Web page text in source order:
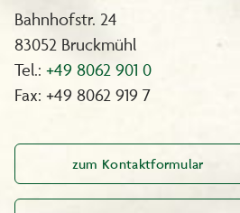
Bahnhofstr. 24
83052 Bruckmühl
Tel.: +49 8062 901 0
Fax: +49 8062 919 7
zum Kontaktformular